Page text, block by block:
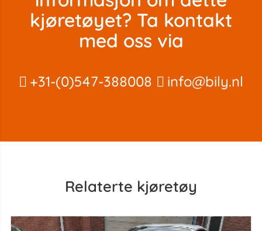
kjøretøyet? Ta kontakt
med oss ​​via
+31-(0)547-388008 info@bily.nl
Relaterte kjøretøy